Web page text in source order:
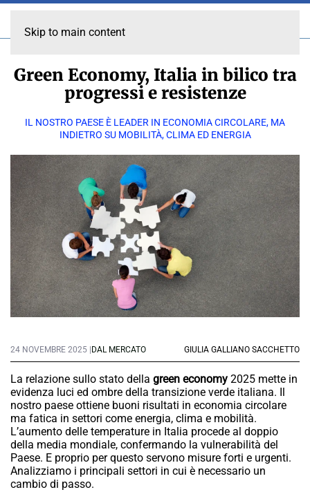
Skip to main content
Green Economy, Italia in bilico tra
progressi e resistenze
IL NOSTRO PAESE È LEADER IN ECONOMIA CIRCOLARE, MA
INDIETRO SU MOBILITÀ, CLIMA ED ENERGIA
24 NOVEMBRE 2025 | DAL MERCATO GIULIA GALLIANO SACCHETTO
La relazione sullo stato della green economy 2025 mette in
evidenza luci ed ombre della transizione verde italiana. Il
nostro paese ottiene buoni risultati in economia circolare
ma fatica in settori come energia, clima e mobilità.
L’aumento delle temperature in Italia procede al doppio
della media mondiale, confermando la vulnerabilità del
Paese. E proprio per questo servono misure forti e urgenti.
Analizziamo i principali settori in cui è necessario un
cambio di passo.